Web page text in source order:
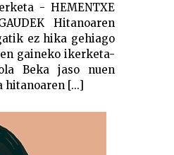
- HEMENTXE
Hitanoaren
ez hika gehiago
gaineko ikerketa-
Beka jaso nuen
hitanoaren [...]